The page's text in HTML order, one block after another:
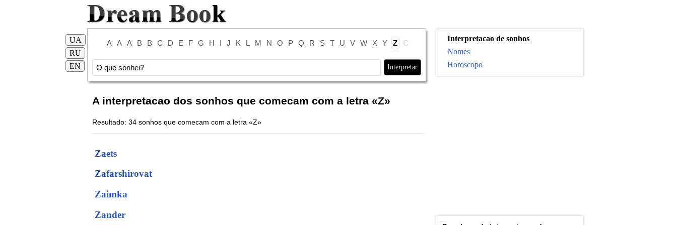
A A A B B C D E F G H I J K L M N O P Q R S T U V W X Y Z С
UA
RU
EN
A interpretacao dos sonhos que comecam com a letra «Z»
Resultado: 34 sonhos que comecam com a letra «Z»
Zaets
Zafarshirovat
Zaimka
Zander
Interpretacao de sonhos
Nomes
Horoscopo